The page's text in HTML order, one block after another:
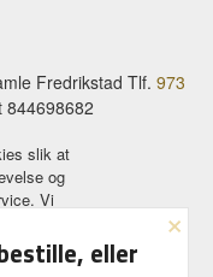
Fredrikstad Tlf. 973
844698682
slik at
og
Vi
huske
×
eller